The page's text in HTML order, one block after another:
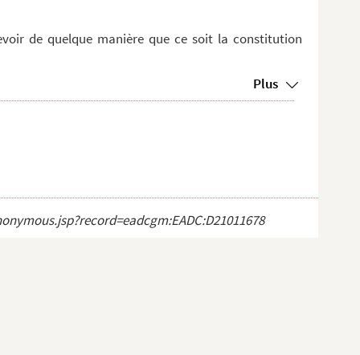
de quelque manière que ce soit la constitution
Plus